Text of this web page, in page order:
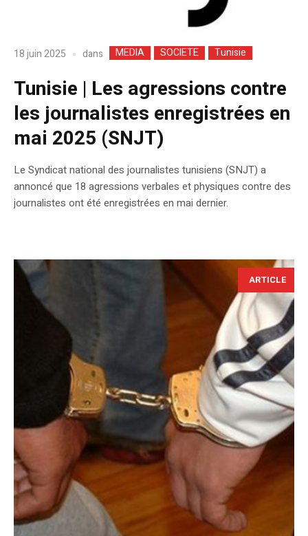
18 juin 2025 dans MEDIA SOCIETE Tunisie
Tunisie | Les agressions contre
les journalistes enregistrées en
mai 2025 (SNJT)
Le Syndicat national des journalistes tunisiens (SNJT) a
annoncé que 18 agressions verbales et physiques contre des
journalistes ont été enregistrées en mai dernier.
ARTICLE